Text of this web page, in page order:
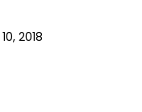
2018